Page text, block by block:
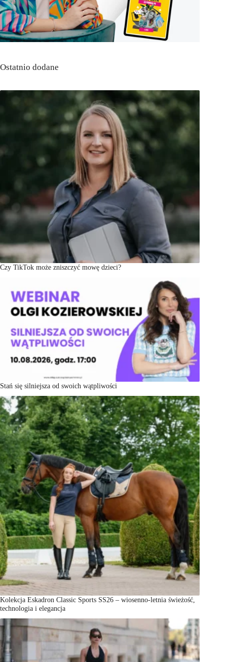
Ostatnio dodane
Czy TikTok może zniszczyć mowę dzieci?
Stań się silniejsza od swoich wątpliwości
Kolekcja Eskadron Classic Sports SS26 – wiosenno-letnia świeżość,
technologia i elegancja